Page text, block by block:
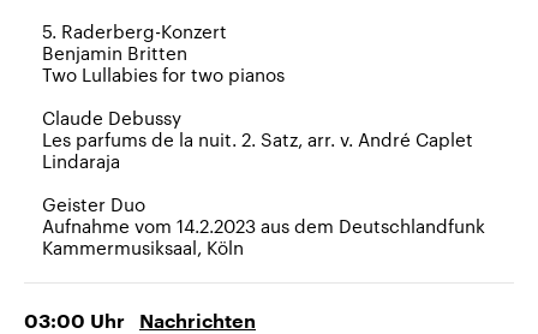
5. Raderberg-Konzert
Benjamin Britten
Two Lullabies for two pianos
Claude Debussy
Les parfums de la nuit. 2. Satz, arr. v. André Caplet
Lindaraja
Geister Duo
Aufnahme vom 14.2.2023 aus dem Deutschlandfunk
Kammermusiksaal, Köln
03:00 Uhr Nachrichten